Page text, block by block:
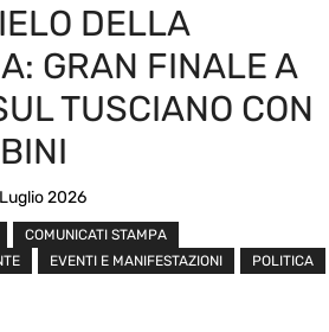
DELLA
GRAN FINALE A
TUSCIANO CON
2026
COMUNICATI STAMPA
EVENTI E MANIFESTAZIONI
POLITICA